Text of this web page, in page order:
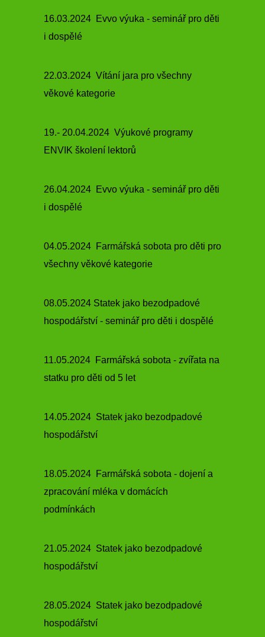
16.03.2024 Evvo výuka - seminář pro děti
i dospělé
22.03.2024 Vítání jara pro všechny
věkové kategorie
19.- 20.04.2024 Výukové programy
ENVIK školení lektorů
26.04.2024 Evvo výuka - seminář pro děti
i dospělé
04.05.2024 Farmářská sobota pro děti pro
všechny věkové kategorie
08.05.2024 Statek jako bezodpadové
hospodářství - seminář pro děti i dospělé
11.05.2024 Farmářská sobota - zvířata na
statku pro děti od 5 let
14.05.2024 Statek jako bezodpadové
hospodářství
18.05.2024 Farmářská sobota - dojení a
zpracování mléka v domácích
podmínkách
21.05.2024 Statek jako bezodpadové
hospodářství
28.05.2024 Statek jako bezodpadové
hospodářství